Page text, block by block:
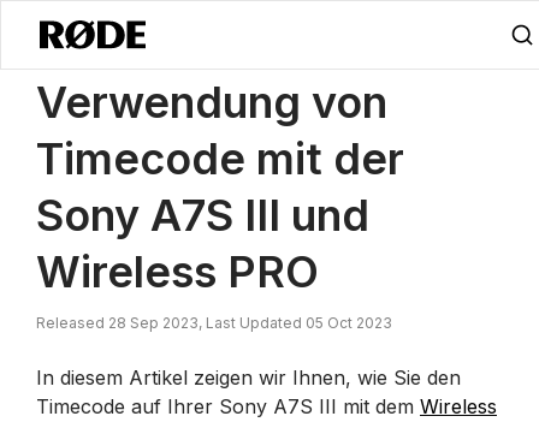
Nachrichten / Verwendung Von Timecode Mit Der Sony A7S III Und
Verwendung von
Timecode mit der
Sony A7S III und
Wireless PRO
Released 28 Sep 2023, Last Updated 05 Oct 2023
In diesem Artikel zeigen wir Ihnen, wie Sie den
Timecode auf Ihrer Sony A7S III mit dem Wireless